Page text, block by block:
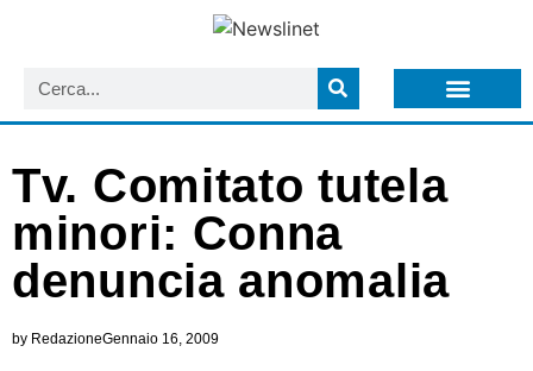
Tv. Comitato tutela
minori: Conna
denuncia anomalia
by RedazioneGennaio 16, 2009